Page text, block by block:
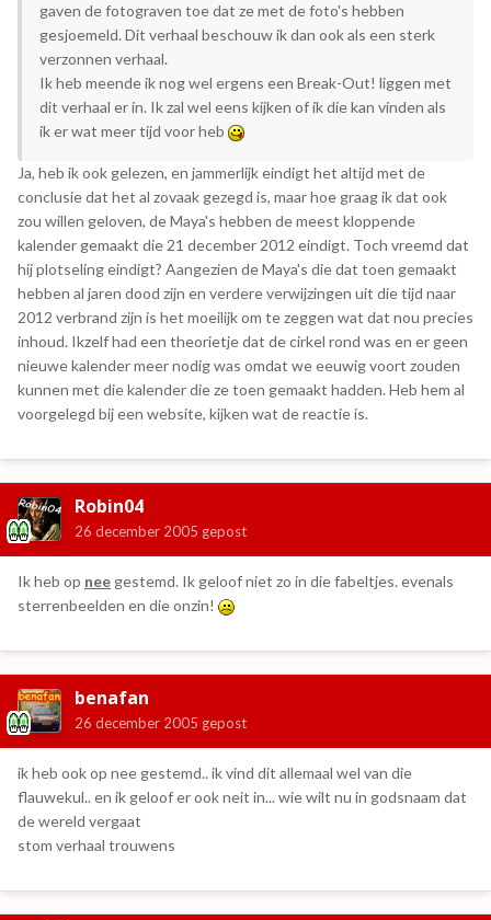
gaven de fotograven toe dat ze met de foto's hebben
gesjoemeld. Dit verhaal beschouw ik dan ook als een sterk
verzonnen verhaal.
Ik heb meende ik nog wel ergens een Break-Out! liggen met
dit verhaal er in. Ik zal wel eens kijken of ik die kan vinden als
ik er wat meer tijd voor heb
Ja, heb ik ook gelezen, en jammerlijk eindigt het altijd met de
conclusie dat het al zovaak gezegd is, maar hoe graag ik dat ook
zou willen geloven, de Maya's hebben de meest kloppende
kalender gemaakt die 21 december 2012 eindigt. Toch vreemd dat
hij plotseling eindigt? Aangezien de Maya's die dat toen gemaakt
hebben al jaren dood zijn en verdere verwijzingen uit die tijd naar
2012 verbrand zijn is het moeilijk om te zeggen wat dat nou precies
inhoud. Ikzelf had een theorietje dat de cirkel rond was en er geen
nieuwe kalender meer nodig was omdat we eeuwig voort zouden
kunnen met die kalender die ze toen gemaakt hadden. Heb hem al
voorgelegd bij een website, kijken wat de reactie is.
Robin04
26 december 2005 gepost
Ik heb op nee gestemd. Ik geloof niet zo in die fabeltjes. evenals
sterrenbeelden en die onzin!
benafan
26 december 2005 gepost
ik heb ook op nee gestemd.. ik vind dit allemaal wel van die
flauwekul.. en ik geloof er ook neit in... wie wilt nu in godsnaam dat
de wereld vergaat
stom verhaal trouwens